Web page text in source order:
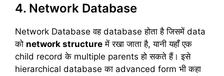
4. Network Database
Network Database वह database होता है जिसमें data
को network structure में रखा जाता है, यानी यहाँ एक
child record के multiple parents हो सकते हैं। इसे
hierarchical database का advanced form भी कहा